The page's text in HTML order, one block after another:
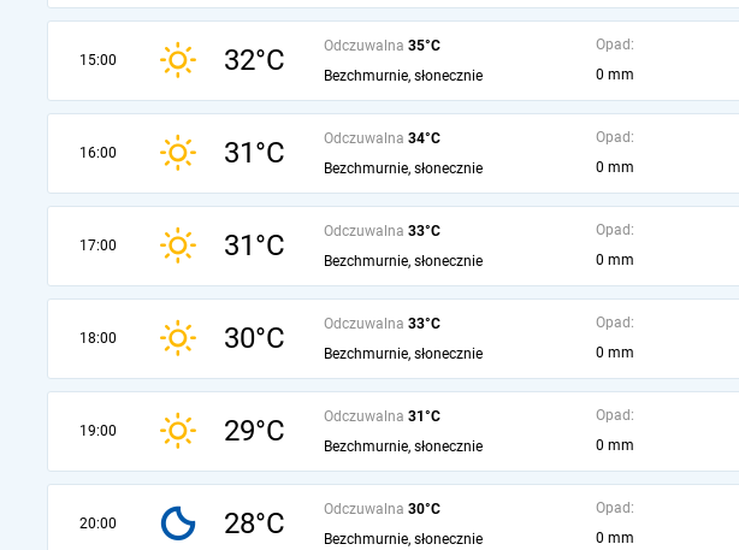
15:00 32°C Odczuwalna 35°C
Bezchmurnie, słonecznie
Opad:
0 mm
16:00 31°C Odczuwalna 34°C
Bezchmurnie, słonecznie
Opad:
0 mm
17:00 31°C Odczuwalna 33°C
Bezchmurnie, słonecznie
Opad:
0 mm
18:00 30°C Odczuwalna 33°C
Bezchmurnie, słonecznie
Opad:
0 mm
19:00 29°C Odczuwalna 31°C
Bezchmurnie, słonecznie
Opad:
0 mm
20:00 28°C Odczuwalna 30°C
Bezchmurnie, słonecznie
Opad:
0 mm